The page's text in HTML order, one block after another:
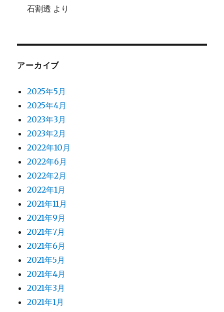
石割透 より
アーカイブ
2025年5月
2025年4月
2023年3月
2023年2月
2022年10月
2022年6月
2022年2月
2022年1月
2021年11月
2021年9月
2021年7月
2021年6月
2021年5月
2021年4月
2021年3月
2021年1月